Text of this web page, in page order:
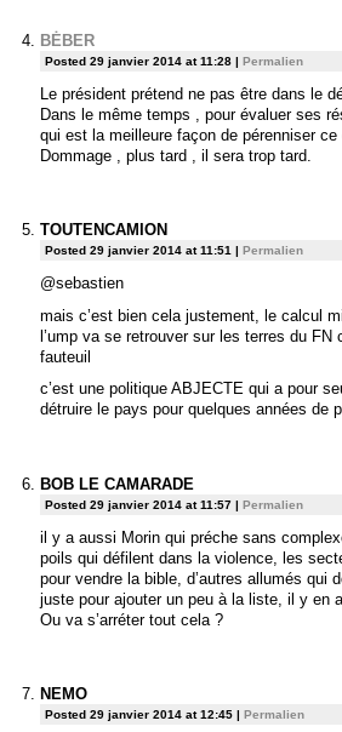
BĖBER
Posted 29 janvier 2014 at 11:28 | Permalien
Le président prétend ne pas être dans le
Dans le même temps , pour évaluer ses
qui est la meilleure façon de pérenniser ce
Dommage , plus tard , il sera trop tard.
TOUTENCAMION
Posted 29 janvier 2014 at 11:51 Permalien
@sebastien
mais c’est bien cela justement, le calcul
l’ump va se retrouver sur les terres du
fauteuil
c’est une politique ABJECTE qui a pour
détruire le pays pour quelques années
BOB LE CAMARADE
Posted 29 janvier 2014 at 11:57 | Permalien
il y a aussi Morin qui préche sans
poils qui défilent dans la violence, les
pour vendre la bible, d’autres allumés qui
juste pour ajouter un peu à la liste, il y en
Ou va s’arréter tout cela ?
NEMO
Posted 29 janvier 2014 at 12:45 Permalien